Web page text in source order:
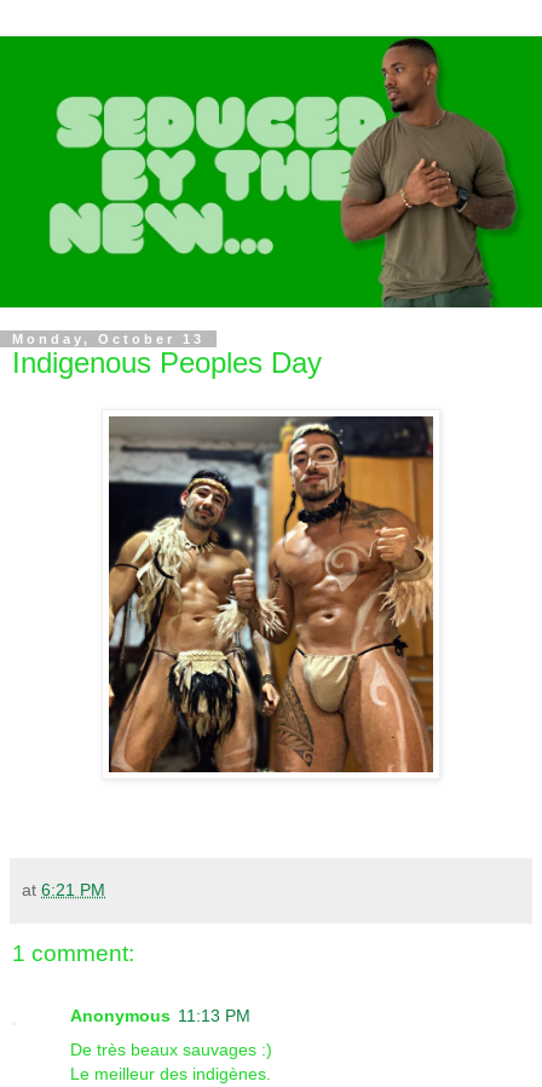
Monday, October 13
Indigenous Peoples Day
at 6:21 PM
1 comment:
Anonymous 11:13 PM
De très beaux sauvages :)
Le meilleur des indigènes.